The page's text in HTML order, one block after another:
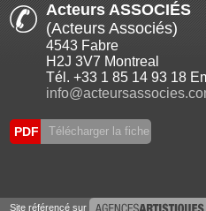
Acteurs ASSOCIÉS
(Acteurs Associés)
4543 Fabre
H2J 3V7 Montreal
Tél. +33 1 85 14 93 18
PDF Télécharger la fiche
Site référencé sur